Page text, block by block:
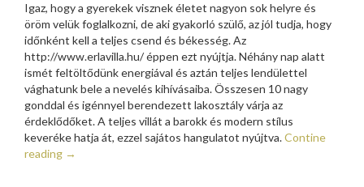
Igaz, hogy a gyerekek visznek életet nagyon sok helyre és
öröm velük foglalkozni, de aki gyakorló szülő, az jól tudja, hogy
időnként kell a teljes csend és békesség. Az
http://www.erlavilla.hu/ éppen ezt nyújtja. Néhány nap alatt
ismét feltöltődünk energiával és aztán teljes lendülettel
vághatunk bele a nevelés kihívásaiba. Összesen 10 nagy
gonddal és igénnyel berendezett lakosztály várja az
érdeklődőket. A teljes villát a barokk és modern stílus
keveréke hatja át, ezzel sajátos hangulatot nyújtva.Contine
reading →